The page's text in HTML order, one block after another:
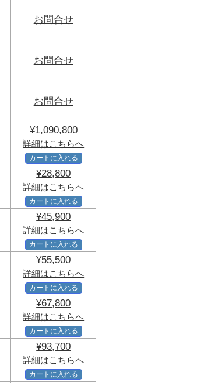
お問合せ
お問合せ
お問合せ
¥1,090,800
詳細はこちらへ
カートに入れる
¥28,800
詳細はこちらへ
カートに入れる
¥45,900
詳細はこちらへ
カートに入れる
¥55,500
詳細はこちらへ
カートに入れる
¥67,800
詳細はこちらへ
カートに入れる
¥93,700
詳細はこちらへ
カートに入れる